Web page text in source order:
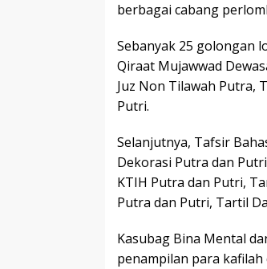
berbagai cabang
Sebanyak 25 golongan
Qiraat Mujawwad
Juz Non Tilawah Putra,
Putri.
Selanjutnya, Tafsir
Dekorasi Putra dan
KTIH Putra dan Putri,
Putra dan Putri, Tartil
Kasubag Bina Mental
penampilan para kafilah